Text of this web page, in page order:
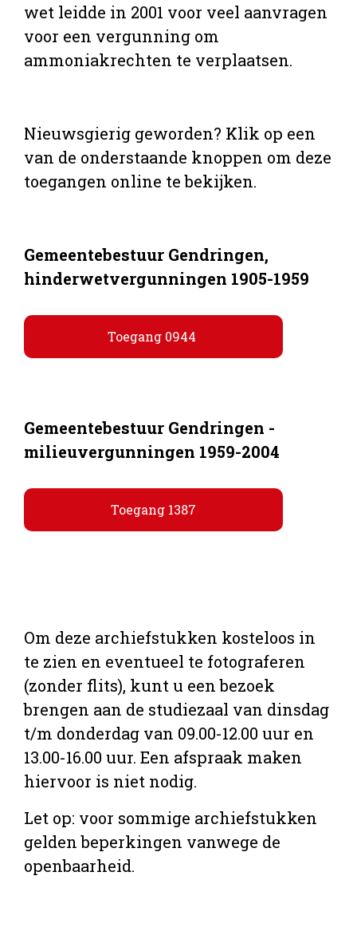
wet leidde in 2001 voor veel aanvragen
voor een vergunning om
ammoniakrechten te verplaatsen.
Nieuwsgierig geworden? Klik op een
van de onderstaande knoppen om deze
toegangen online te bekijken.
Gemeentebestuur Gendringen,
hinderwetvergunningen 1905-1959
Toegang 0944
Gemeentebestuur Gendringen -
milieuvergunningen 1959-2004
Toegang 1387
Om deze archiefstukken kosteloos in
te zien en eventueel te fotograferen
(zonder flits), kunt u een bezoek
brengen aan de studiezaal van dinsdag
t/m donderdag van 09.00-12.00 uur en
13.00-16.00 uur. Een afspraak maken
hiervoor is niet nodig.
Let op: voor sommige archiefstukken
gelden beperkingen vanwege de
openbaarheid.